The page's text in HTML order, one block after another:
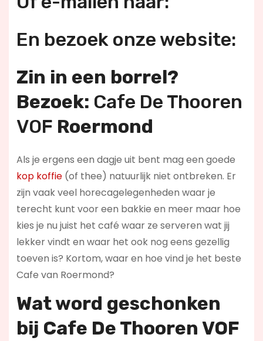
En bezoek onze website:
Zin in een borrel?
Bezoek: Cafe De Thooren
VOF Roermond
Als je ergens een dagje uit bent mag een goede
kop koffie(of thee) natuurlijk niet ontbreken. Er
zijn vaak veel horecagelegenheden waar je
terecht kunt voor een bakkie en meer maar hoe
kies je nu juist het café waar ze serveren wat jij
lekker vindt en waar het ook nog eens gezellig
toeven is? Kortom, waar en hoe vind je het beste
Cafe van Roermond?
Wat word geschonken
bij Cafe De Thooren VOF